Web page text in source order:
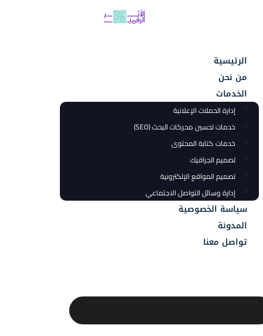
الرئيسية
من نحن
الخدمات
إدارة الحملات الإعلانية
خدمات تحسين محركات البحث (SEO)
خدمات كتابة المحتوى
تصميم الجرافيك
تصميم المواقع الإلكترونية
إدارة وسائل التواصل الاجتماعي
سياسة الخصوصية
المدونة
تواصل معنا